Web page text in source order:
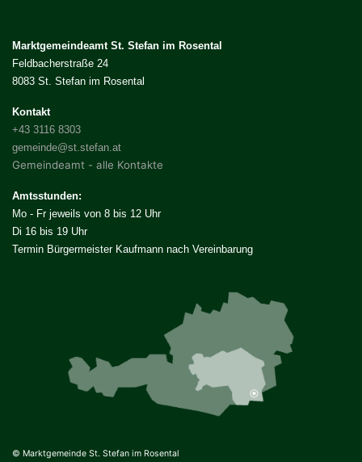
Marktgemeindeamt St. Stefan im Rosental
Feldbacherstraße 24
8083 St. Stefan im Rosental
Kontakt
+43 3116 8303
gemeinde@st.stefan.at
Gemeindeamt - alle Kontakte
Amtsstunden:
Mo - Fr jeweils von 8 bis 12 Uhr
Di 16 bis 19 Uhr
Termin Bürgermeister Kaufmann nach Vereinbarung
© Marktgemeinde St. Stefan im Rosental